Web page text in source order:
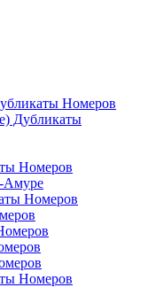
Номеров
Дубликаты
Номеров
Амуре
Номеров
Номеров